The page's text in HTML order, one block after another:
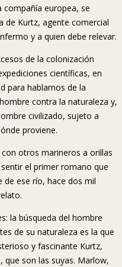
compañía europea, se
de Kurtz, agente comercial
y a quien debe relevar.
de la colonización
científicas, en
para hablarnos de la
contra la naturaleza y,
civilizado, sujeto a
proviene.
otros marineros a orillas
el primer romano que
de ese río, hace dos mil
la búsqueda del hombre
de su naturaleza es la que
y fascinante Kurtz,
que son las suyas. Marlow,